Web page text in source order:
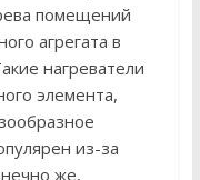
помещений
агрегата в
нагреватели
элемента,
из-за
же,